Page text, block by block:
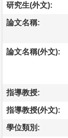
研究生(外文):
論文名稱:
論文名稱(外文):
指導教授:
指導教授(外文):
學位類別: